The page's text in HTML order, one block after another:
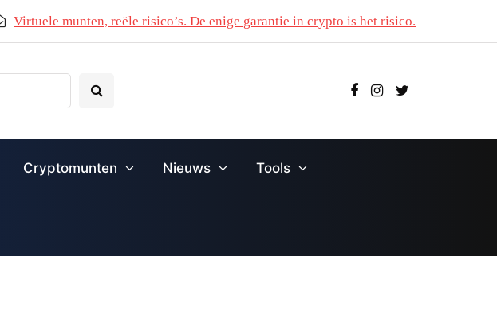
Virtuele munten, reële risico’s. De enige garantie in crypto is het risico.
Cryptomunten Nieuws Tools